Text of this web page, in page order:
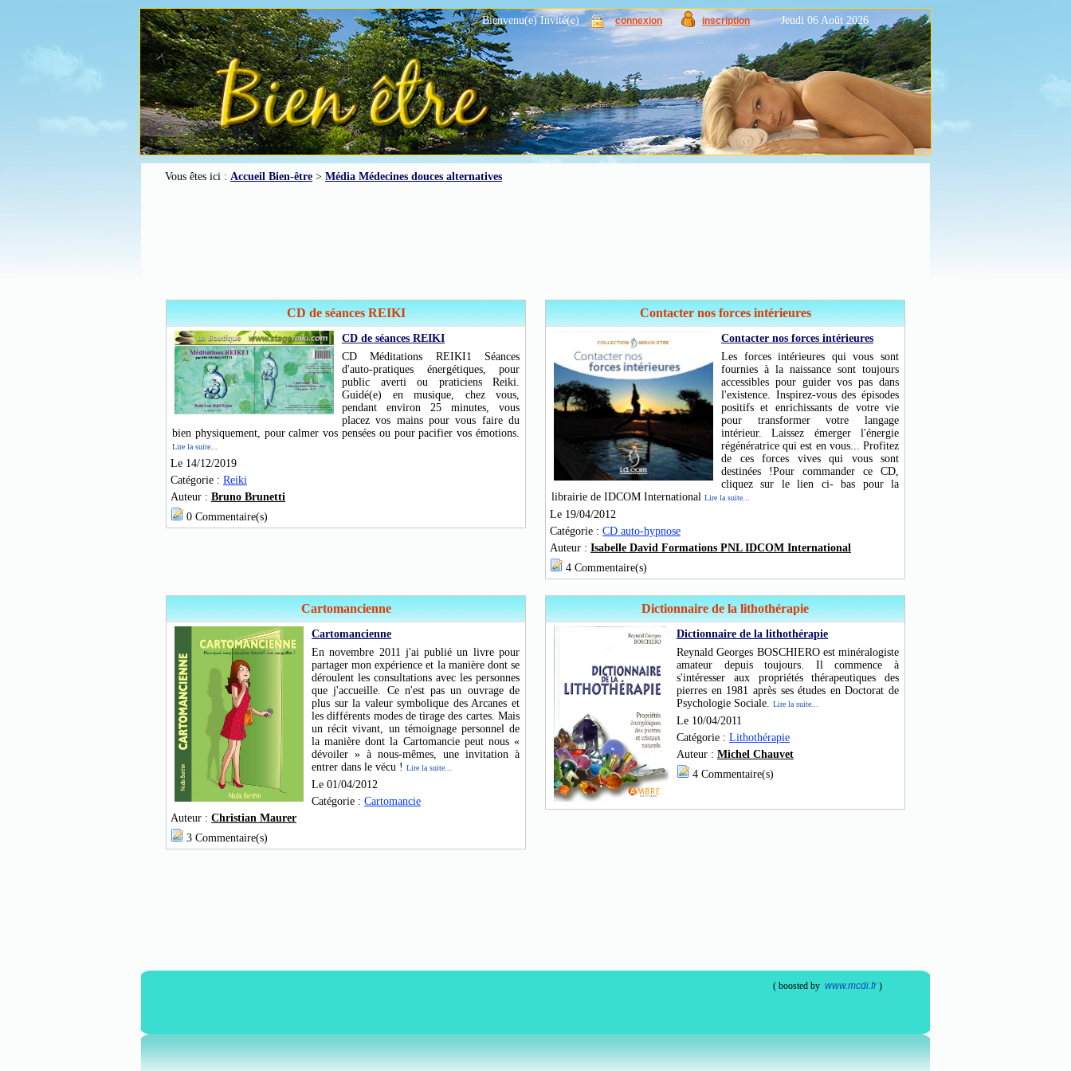
Bienvenu(e) Invité(e) connexion inscription Jeudi 06 Août 2026
Vous êtes ici : Accueil Bien-être > Média Médecines douces alternatives
CD de séances REIKI
CD de séances REIKI
CD Méditations REIKI1 Séances
d'auto-pratiques énergétiques, pour
public averti ou praticiens Reiki.
Guidé(e) en musique, chez vous,
pendant environ 25 minutes, vous
placez vos mains pour vous faire du
bien physiquement, pour calmer vos pensées ou pour pacifier vos émotions.
Lire la suite...
Le 14/12/2019
Catégorie : Reiki
Auteur : Bruno Brunetti
0 Commentaire(s)
Contacter nos forces intérieures
Contacter nos forces intérieures
Les forces intérieures qui vous sont
fournies à la naissance sont toujours
accessibles pour guider vos pas dans
l'existence. Inspirez-vous des épisodes
positifs et enrichissants de votre vie
pour transformer votre langage
intérieur. Laissez émerger l'énergie
régénératrice qui est en vous... Profitez
de ces forces vives qui vous sont
destinées !Pour commander ce CD,
cliquez sur le lien ci- bas pour la
librairie de IDCOM International Lire la suite...
Le 19/04/2012
Catégorie : CD auto-hypnose
Auteur : Isabelle David Formations PNL IDCOM International
4 Commentaire(s)
Cartomancienne
Cartomancienne
En novembre 2011 j'ai publié un livre pour
partager mon expérience et la manière dont se
déroulent les consultations avec les personnes
que j'accueille. Ce n'est pas un ouvrage de
plus sur la valeur symbolique des Arcanes et
les différents modes de tirage des cartes. Mais
un récit vivant, un témoignage personnel de
la manière dont la Cartomancie peut nous «
dévoiler » à nous-mêmes, une invitation à
entrer dans le vécu ! Lire la suite...
Le 01/04/2012
Catégorie : Cartomancie
Auteur : Christian Maurer
3 Commentaire(s)
Dictionnaire de la lithothérapie
Dictionnaire de la lithothérapie
Reynald Georges BOSCHIERO est minéralogiste
amateur depuis toujours. Il commence à
s'intéresser aux propriétés thérapeutiques des
pierres en 1981 après ses études en Doctorat de
Psychologie Sociale. Lire la suite...
Le 10/04/2011
Catégorie : Lithothérapie
Auteur : Michel Chauvet
4 Commentaire(s)
( boosted by www.mcdi.fr)